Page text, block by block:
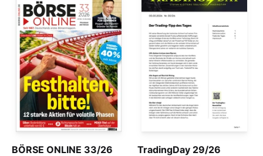
BÖRSE ONLINE 33/26 TradingDay 29/26